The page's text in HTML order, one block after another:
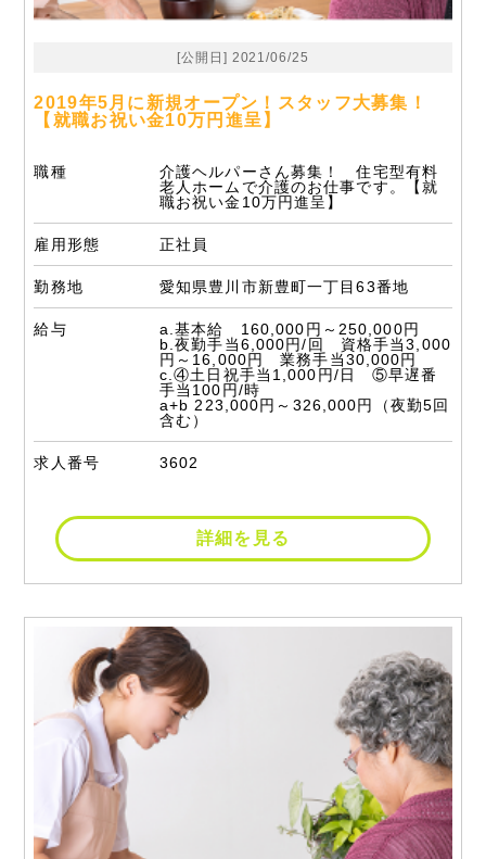
[公開日] 2021/06/25
2019年5月に新規オープン！スタッフ大募集！
【就職お祝い金10万円進呈】
職種
介護ヘルパーさん募集！ 住宅型有料
老人ホームで介護のお仕事です。【就
職お祝い金10万円進呈】
雇用形態 正社員
勤務地 愛知県豊川市新豊町一丁目63番地
給与
a.基本給 160,000円～250,000円
b.夜勤手当6,000円/回 資格手当3,000
円～16,000円 業務手当30,000円
c.④土日祝手当1,000円/日 ⑤早遅番
手当100円/時
a+b 223,000円～326,000円（夜勤5回
含む）
求人番号 3602
詳細を見る